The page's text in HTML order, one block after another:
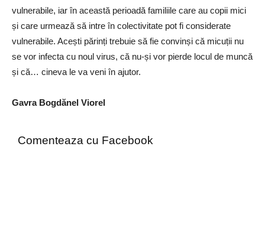
vulnerabile, iar în această perioadă familiile care au copii mici
și care urmează să intre în colectivitate pot fi considerate
vulnerabile. Acești părinți trebuie să fie convinși că micuții nu
se vor infecta cu noul virus, că nu-și vor pierde locul de muncă
și că… cineva le va veni în ajutor.
Gavra Bogdănel Viorel
Comenteaza cu Facebook